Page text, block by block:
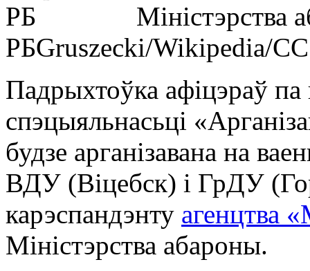
Міністэрства
РБGruszecki/Wikipedia/
Падрыхтоўка афіцэраў па
спэцыяльнасьці
будзе арганізавана на
ВДУ (Віцебск) і ГрДУ
карэспандэнту агенцтва
Міністэрства абароны.